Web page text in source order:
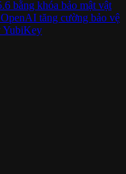
bằng khóa bảo mật vật
tăng cường bảo vệ
YubiKey